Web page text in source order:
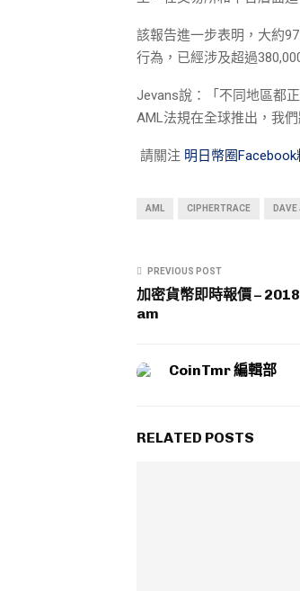
該報告進一步表明，大約
行為，已經涉及超過
Jevans說：「不同地區都
AML法規在全球推出，我
請關注 明日幣圈
AML CIPHERTRACE DAVE
PREVIOUS POST
加密貨幣即時報價 –
am
CoinTmr 編輯部
RELATED POSTS